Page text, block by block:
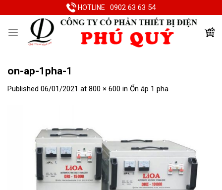
to
HOTLINE 0902 63 63 54
on-ap-1pha-1
Published 06/01/2021 at 800 × 600 in Ổn áp 1 pha